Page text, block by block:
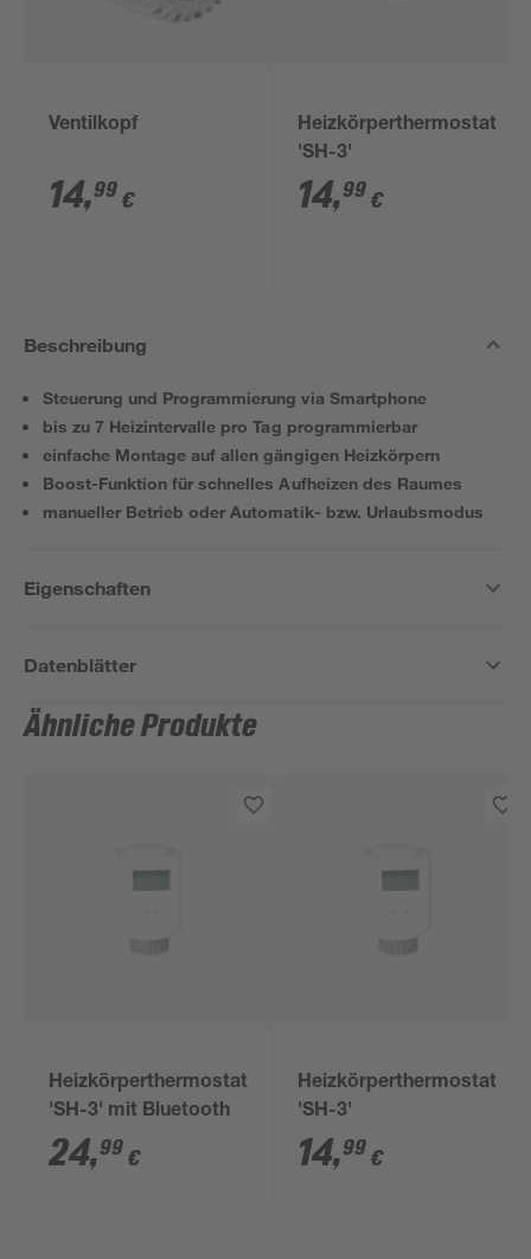
Ventilkopf
14,99 €
Heizkörperthermostat
'SH-3'
14,99 €
Beschreibung
Steuerung und Programmierung via Smartphone
bis zu 7 Heizintervalle pro Tag programmierbar
einfache Montage auf allen gängigen Heizkörpern
Boost-Funktion für schnelles Aufheizen des Raumes
manueller Betrieb oder Automatik- bzw. Urlaubsmodus
Eigenschaften
Datenblätter
Ähnliche Produkte
Heizkörperthermostat
'SH-3' mit Bluetooth
24,99 €
Heizkörperthermostat
'SH-3'
14,99 €